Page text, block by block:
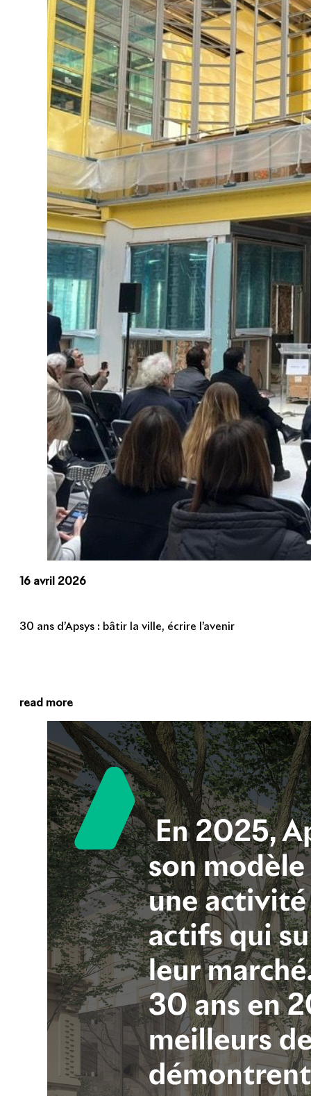
16 avril 2026
30 ans d’Apsys : bâtir la ville, écrire l’avenir
read more